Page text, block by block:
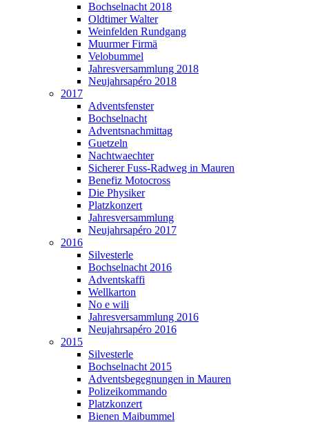
Bochselnacht 2018
Oldtimer Walter
Weinfelden Rundgang
Muurmer Firmä
Velobummel
Jahresversammlung 2018
Neujahrsapéro 2018
2017
Adventsfenster
Bochselnacht
Adventsnachmittag
Guetzeln
Nachtwaechter
Sicherer Fuss-Radweg in Mauren
Benefiz Motocross
Die Physiker
Platzkonzert
Jahresversammlung
Neujahrsapéro 2017
2016
Silvesterle
Bochselnacht 2016
Adventskaffi
Wellkarton
No e wili
Jahresversammlung 2016
Neujahrsapéro 2016
2015
Silvesterle
Bochselnacht 2015
Adventsbegegnungen in Mauren
Polizeikommando
Platzkonzert
Bienen Maibummel